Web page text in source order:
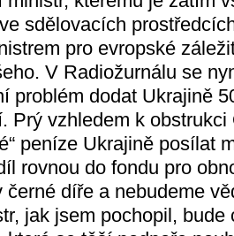
sdělovacích
pro evropské
V Radiožurnálu se
problém dodat Ukrajině
Prý vzhledem k
peníze Ukrajině posílat
rovnou do fondu pro
díře a nebudeme
jak jsem pochopil, bude